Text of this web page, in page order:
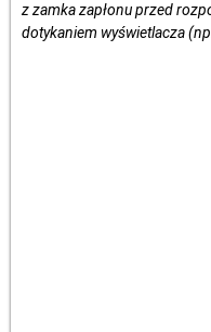
z zamka zapłonu przed
dotykaniem wyświetlacza